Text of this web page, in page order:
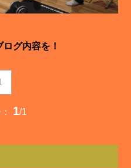
グ内容を！
1/1